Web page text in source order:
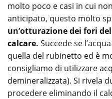
molto poco e casi in cui
anticipato, questo molto
un’otturazione dei fori
calcare. Succede se
quella del rubinetto ed è
consigliamo di utilizzare
demineralizzata). Si rivela
procedere eliminando il